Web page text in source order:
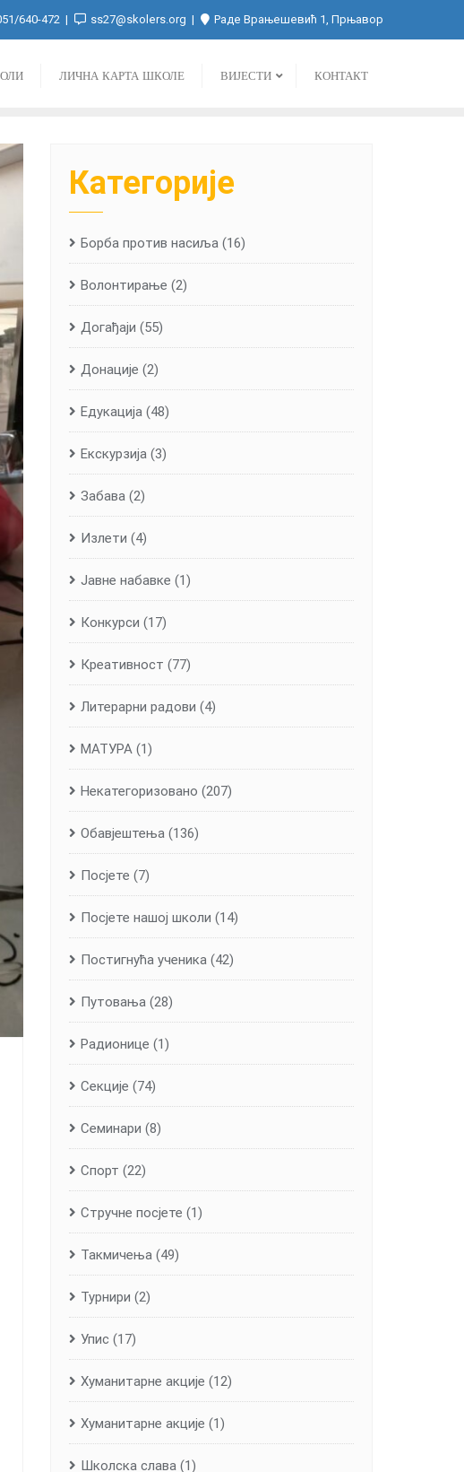
640-472 ss27@skolers.org Раде Врањешевић 1, Прњавор
ЛИЧНА КАРТА ШКОЛЕ ВИЈЕСТИ КОНТАКТ
Категорије
Борба против насиља (16)
Волонтирање (2)
Догађаји (55)
Донације (2)
Едукација (48)
Екскурзија (3)
Забава (2)
Излети (4)
Јавне набавке (1)
Конкурси (17)
Креативност (77)
Литерарни радови (4)
МАТУРА (1)
Некатегоризовано (207)
Обавјештења (136)
Посјете (7)
Посјете нашој школи (14)
Постигнућа ученика (42)
Путовања (28)
Радионице (1)
Секције (74)
Семинари (8)
Спорт (22)
Стручне посјете (1)
Такмичења (49)
Турнири (2)
Упис (17)
Хуманитарне aкције (12)
Хуманитарне акције (1)
Школска слава (1)